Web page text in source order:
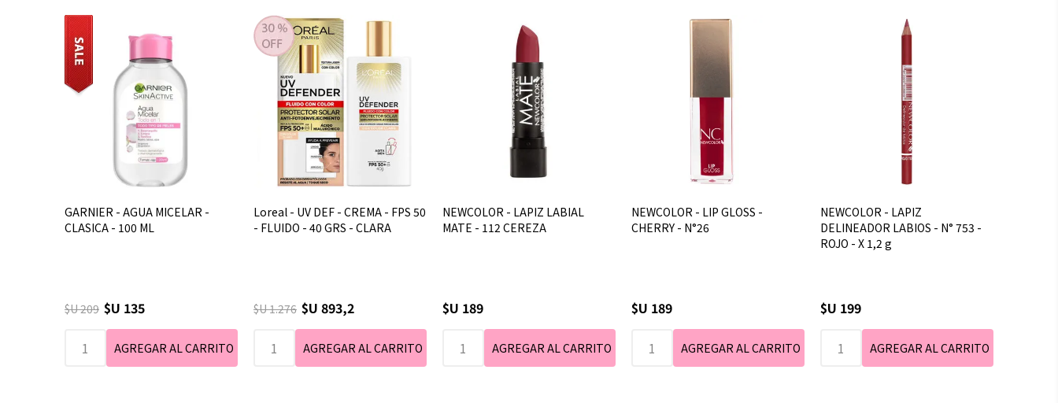
GARNIER - AGUA MICELAR -
CLASICA - 100 ML
$U 209 $U 135
Loreal - UV DEF - CREMA - FPS 50
- FLUIDO - 40 GRS - CLARA
$U 1.276 $U 893,2
NEWCOLOR - LAPIZ LABIAL
MATE - 112 CEREZA
$U 189
NEWCOLOR - LIP GLOSS -
CHERRY - N°26
$U 189
NEWCOLOR - LAPIZ
DELINEADOR LABIOS - N° 753 -
ROJO - X 1,2 g
$U 199